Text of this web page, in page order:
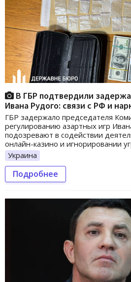
В ГБР подтвердили
Ивана Рудого: связи с РФ и
ГБР задержало председателя
регулированию азартных игр
подозревают в содействии
онлайн-казино и игнорировании
Украина
Подробнее